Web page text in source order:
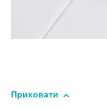
Приховати